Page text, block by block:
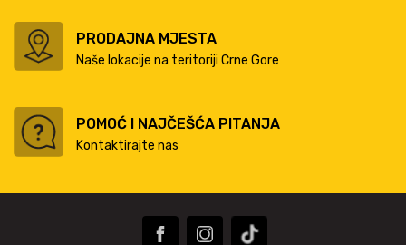
PRODAJNA MJESTA
Naše lokacije na teritoriji Crne Gore
POMOĆ I NAJČEŠĆA PITANJA
Kontaktirajte nas